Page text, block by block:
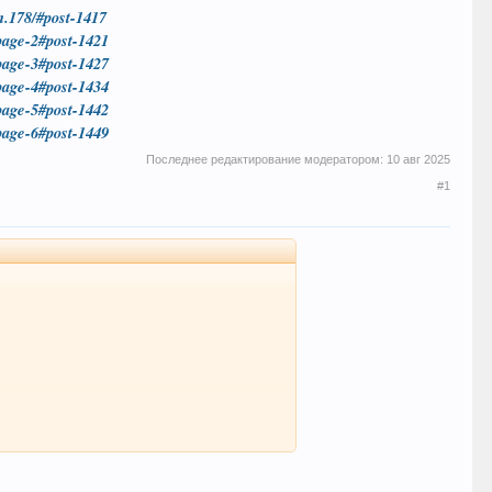
#post-1417
2#post-1421
3#post-1427
4#post-1434
5#post-1442
6#post-1449
Последнее редактирование модератором: 10 авг 2025
#1